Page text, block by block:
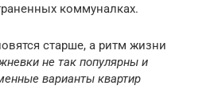
коммуналках.
старше, а ритм жизни
не так популярны и
варианты квартир